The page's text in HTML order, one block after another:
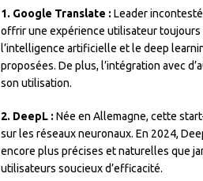
1. Google Translate : Leader
offrir une expérience utilisateur toujours
l’intelligence artificielle et le deep
proposées. De plus, l’intégration avec
son utilisation.
2. DeepL : Née en Allemagne, cette
sur les réseaux neuronaux. En 2024,
encore plus précises et naturelles que
utilisateurs soucieux d’efficacité.